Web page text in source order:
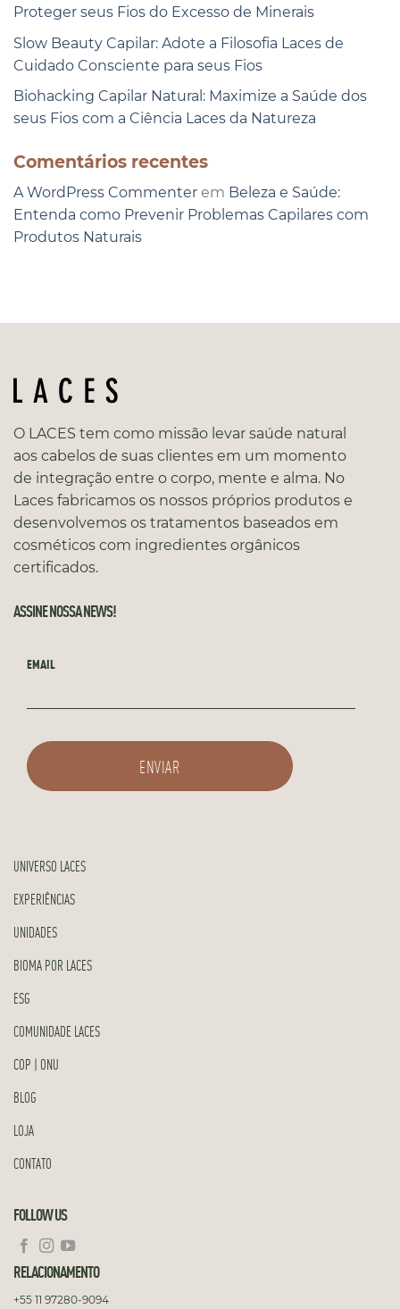
Proteger seus Fios do Excesso de Minerais
Slow Beauty Capilar: Adote a Filosofia Laces de
Cuidado Consciente para seus Fios
Biohacking Capilar Natural: Maximize a Saúde dos
seus Fios com a Ciência Laces da Natureza
Comentários recentes
A WordPress Commenter em Beleza e Saúde:
Entenda como Prevenir Problemas Capilares com
Produtos Naturais
O LACES tem como missão levar saúde natural
aos cabelos de suas clientes em um momento
de integração entre o corpo, mente e alma. No
Laces fabricamos os nossos próprios produtos e
desenvolvemos os tratamentos baseados em
cosméticos com ingredientes orgânicos
certificados.
ASSINE NOSSA NEWS!
EMAIL
UNIVERSO LACES
EXPERIÊNCIAS
UNIDADES
BIOMA POR LACES
ESG
COMUNIDADE LACES
COP | ONU
BLOG
LOJA
CONTATO
FOLLOW US
RELACIONAMENTO
+55 11 97280-9094